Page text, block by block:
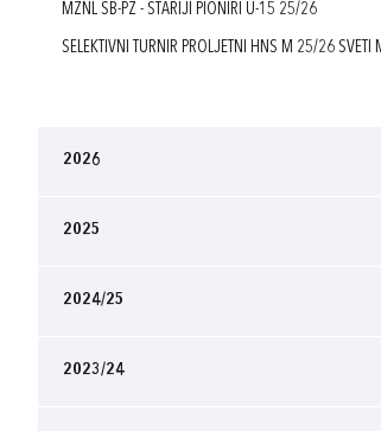
MŽNL SB-PŽ - STARIJI PIONIRI U-15 25/26
SELEKTIVNI TURNIR PROLJETNI HNS M 25/26 SVETI
2026
2025
2024/25
2023/24